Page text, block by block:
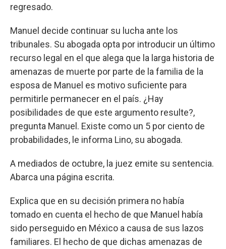
regresado.
Manuel decide continuar su lucha ante los
tribunales. Su abogada opta por introducir un último
recurso legal en el que alega que la larga historia de
amenazas de muerte por parte de la familia de la
esposa de Manuel es motivo suficiente para
permitirle permanecer en el país. ¿Hay
posibilidades de que este argumento resulte?,
pregunta Manuel. Existe como un 5 por ciento de
probabilidades, le informa Lino, su abogada.
A mediados de octubre, la juez emite su sentencia.
Abarca una página escrita.
Explica que en su decisión primera no había
tomado en cuenta el hecho de que Manuel había
sido perseguido en México a causa de sus lazos
familiares. El hecho de que dichas amenazas de